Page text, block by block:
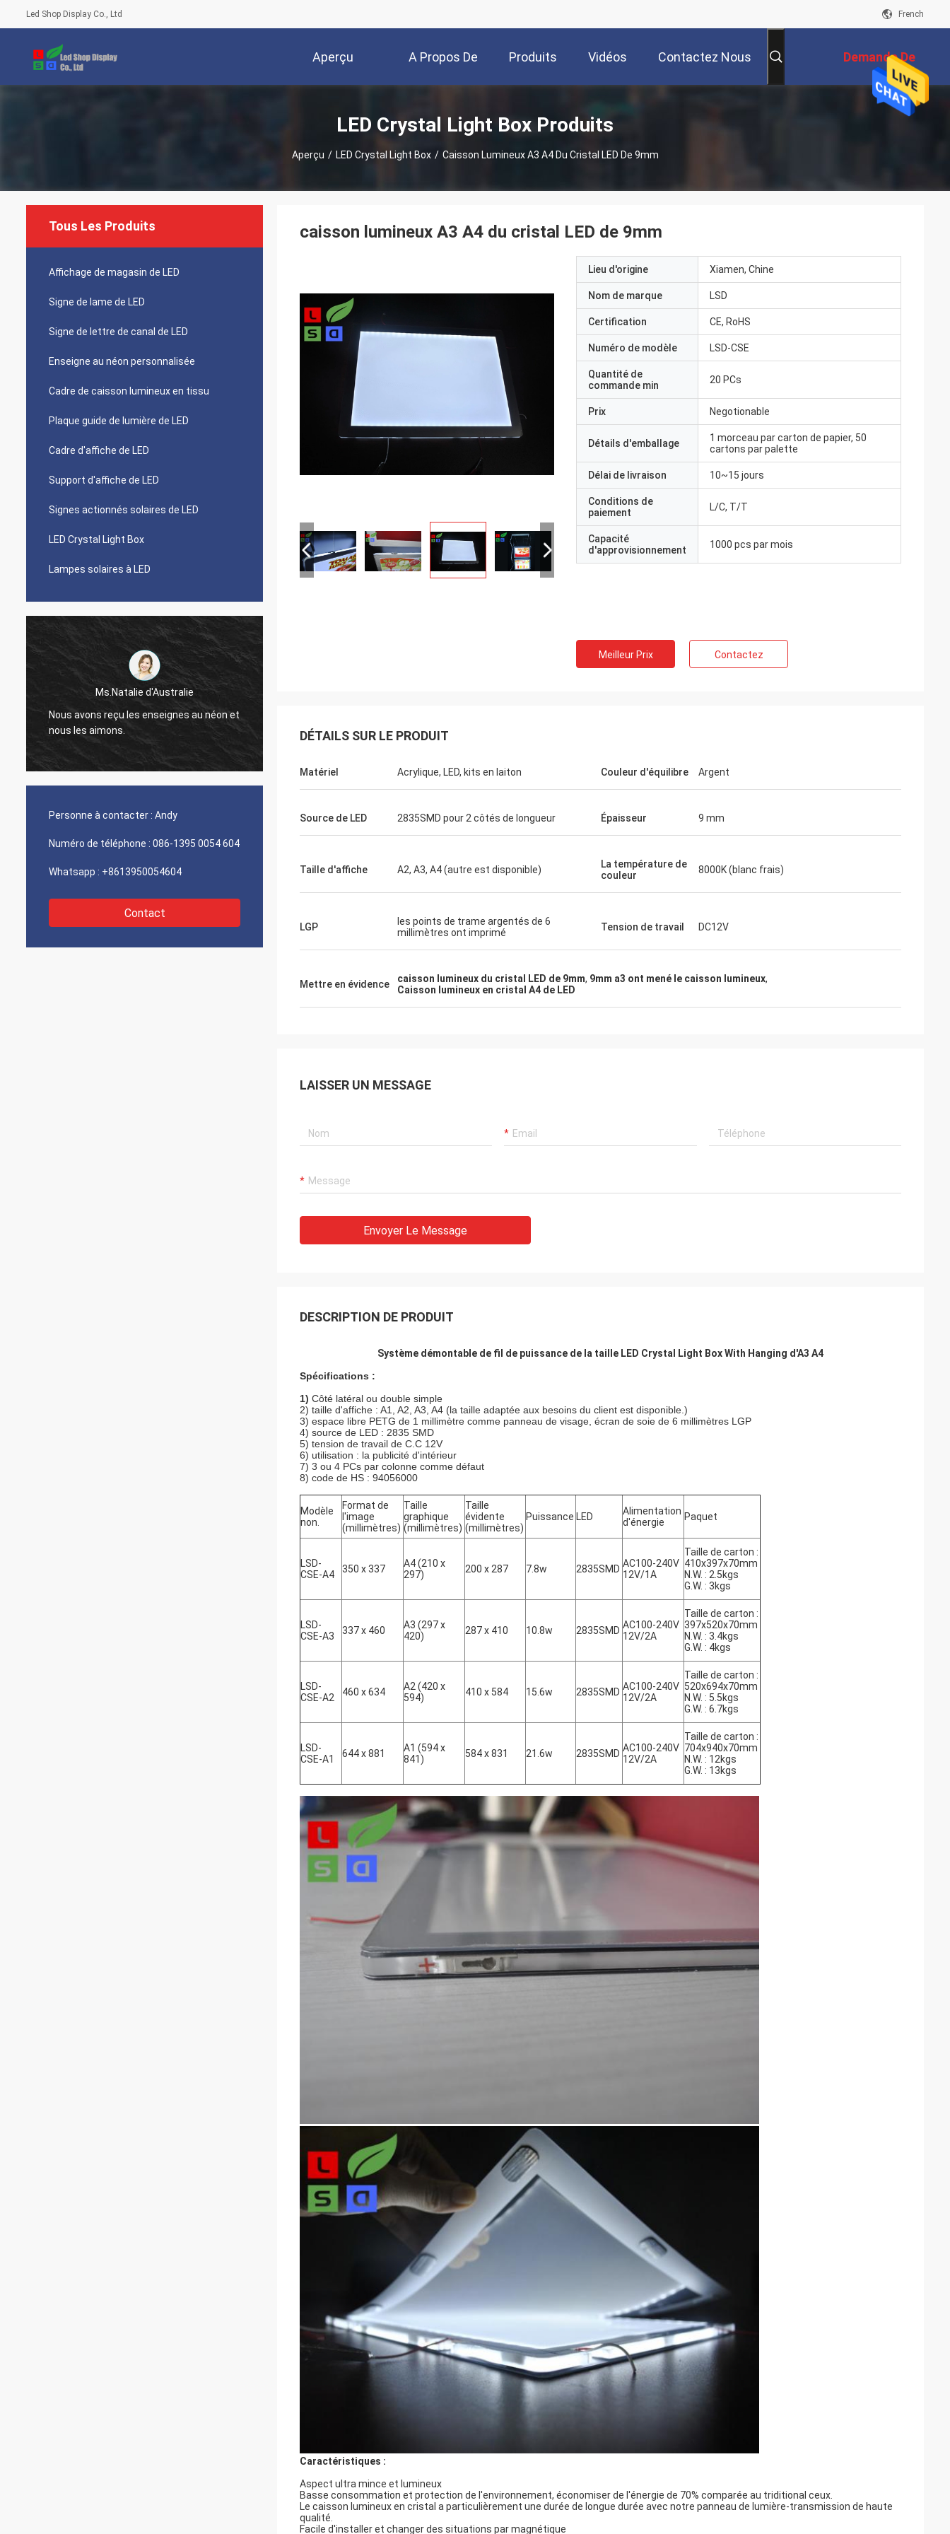
Led Shop Display Co., Ltd French
Aperçu A Propos De
Nous
Produits Vidéos Contactez Nous Demande De
Soumission
LED Crystal Light Box Produits
Aperçu / LED Crystal Light Box / Caisson Lumineux A3 A4 Du Cristal LED De 9mm
Tous Les Produits
Affichage de magasin de LED
Signe de lame de LED
Signe de lettre de canal de LED
Enseigne au néon personnalisée
Cadre de caisson lumineux en tissu
Plaque guide de lumière de LED
Cadre d'affiche de LED
Support d'affiche de LED
Signes actionnés solaires de LED
LED Crystal Light Box
Lampes solaires à LED
enseignes au néon et
M. Jason du Canada
Nous recevons le paquet, et apprécié pour
regarder la finition de bonne qualité, vous
fera connaître dès que quelque chose
nouveau PO, comme joint.
Personne à contacter : Andy
Numéro de téléphone : 086-1395 0054 604
Whatsapp : +8613950054604
Contact
caisson lumineux A3 A4 du cristal LED de 9mm
Lieu d'origine Xiamen, Chine
Nom de marque LSD
Certification CE, RoHS
Numéro de modèle LSD-CSE
Quantité de
commande min
20 PCs
Prix Negotionable
Détails d'emballage
1 morceau par carton de papier, 50
cartons par palette
Délai de livraison 10~15 jours
Conditions de
paiement
L/C, T/T
Capacité
d'approvisionnement
1000 pcs par mois
Meilleur Prix Contactez
DÉTAILS SUR LE PRODUIT
Matériel Acrylique, LED, kits en laiton Couleur d'équilibre Argent
Source de LED 2835SMD pour 2 côtés de longueur Épaisseur 9 mm
Taille d'affiche A2, A3, A4 (autre est disponible)
La température de
couleur
8000K (blanc frais)
LGP
les points de trame argentés de 6
millimètres ont imprimé
Tension de travail DC12V
Mettre en évidence caisson lumineux du cristal LED de 9mm, 9mm a3 ont mené le caisson lumineux,
Caisson lumineux en cristal A4 de LED
LAISSER UN MESSAGE
Envoyer Le Message
DESCRIPTION DE PRODUIT
Système démontable de fil de puissance de la taille LED Crystal Light Box With Hanging d'A3 A4
Spécifications :
1) Côté latéral ou double simple
2) taille d'affiche : A1, A2, A3, A4 (la taille adaptée aux besoins du client est disponible.)
3) espace libre PETG de 1 millimètre comme panneau de visage, écran de soie de 6 millimètres LGP
4) source de LED : 2835 SMD
5) tension de travail de C.C 12V
6) utilisation : la publicité d'intérieur
7) 3 ou 4 PCs par colonne comme défaut
8) code de HS : 94056000
Modèle
non.
Format de
l'image
(millimètres)
Taille
graphique
(millimètres)
Taille
évidente
(millimètres)
Puissance LED
Alimentation
d'énergie
Paquet
LSD-
CSE-A4
350 x 337
A4 (210 x
297)
200 x 287 7.8w 2835SMD AC100-240V
12V/1A
Taille de carton :
410x397x70mm
N.W. : 2.5kgs
G.W. : 3kgs
LSD-
CSE-A3
337 x 460
A3 (297 x
420)
287 x 410 10.8w 2835SMD AC100-240V
12V/2A
Taille de carton :
397x520x70mm
N.W. : 3.4kgs
G.W. : 4kgs
LSD-
CSE-A2
460 x 634
A2 (420 x
594)
410 x 584 15.6w 2835SMD AC100-240V
12V/2A
Taille de carton :
520x694x70mm
N.W. : 5.5kgs
G.W. : 6.7kgs
LSD-
CSE-A1
644 x 881
A1 (594 x
841)
584 x 831 21.6w 2835SMD AC100-240V
12V/2A
Taille de carton :
704x940x70mm
N.W. : 12kgs
G.W. : 13kgs
Caractéristiques :
Aspect ultra mince et lumineux
Basse consommation et protection de l'environnement, économiser de l'énergie de 70% comparée au triditional ceux.
Le caisson lumineux en cristal a particulièrement une durée de longue durée avec notre panneau de lumière-transmission de haute
qualité.
Facile d'installer et changer des situations par magnétique